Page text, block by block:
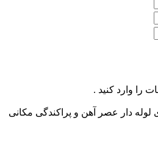
را وارد کنید .